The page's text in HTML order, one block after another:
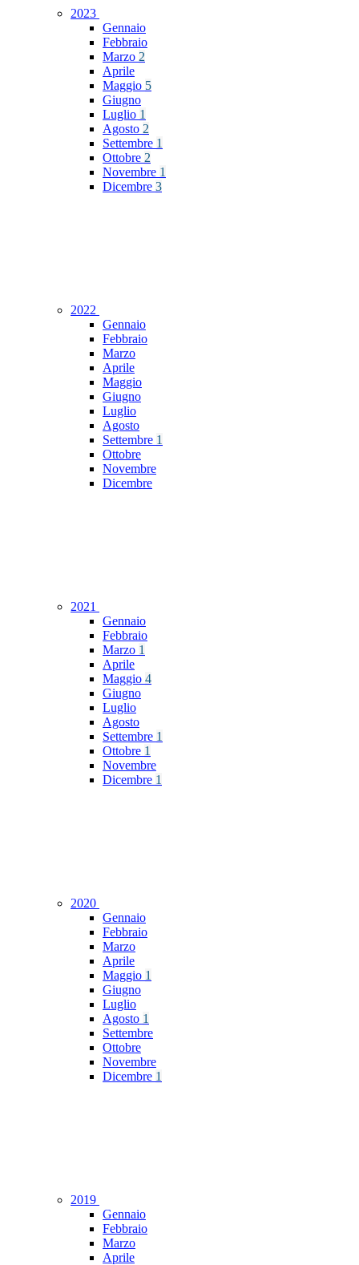
2023
Gennaio
Febbraio
Marzo 2
Aprile
Maggio 5
Giugno
Luglio 1
Agosto 2
Settembre 1
Ottobre 2
Novembre 1
Dicembre 3
2022
Gennaio
Febbraio
Marzo
Aprile
Maggio
Giugno
Luglio
Agosto
Settembre 1
Ottobre
Novembre
Dicembre
2021
Gennaio
Febbraio
Marzo 1
Aprile
Maggio 4
Giugno
Luglio
Agosto
Settembre 1
Ottobre 1
Novembre
Dicembre 1
2020
Gennaio
Febbraio
Marzo
Aprile
Maggio 1
Giugno
Luglio
Agosto 1
Settembre
Ottobre
Novembre
Dicembre 1
2019
Gennaio
Febbraio
Marzo
Aprile